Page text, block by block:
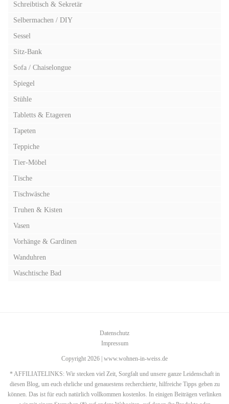
Schreibtisch & Sekretär
Selbermachen / DIY
Sessel
Sitz-Bank
Sofa / Chaiselongue
Spiegel
Stühle
Tabletts & Etageren
Tapeten
Teppiche
Tier-Möbel
Tische
Tischwäsche
Truhen & Kisten
Vasen
Vorhänge & Gardinen
Wanduhren
Waschtische Bad
Datenschutz
Impressum
Copyright 2026 | www.wohnen-in-weiss.de
* AFFILIATELINKS: Wir stecken viel Zeit, Sorgfalt und unsere ganze Leidenschaft in
diesen Blog, um euch ehrliche und genauestens recherchierte, hilfreiche Tipps geben zu
können. Das ist für euch natürlich vollkommen kostenlos. In einigen Beiträgen verlinken